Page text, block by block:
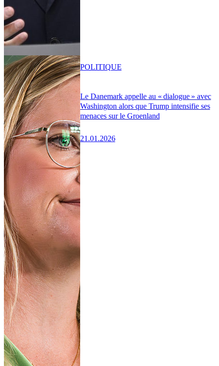
Le Danemark appelle au « dialogue » avec
Washington alors que Trump intensifie ses
menaces sur le Groenland
21.01.2026
POLITIQUE